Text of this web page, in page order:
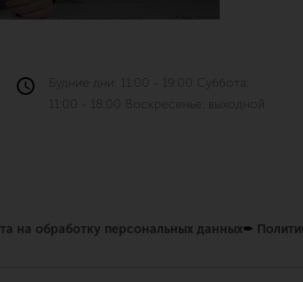
Будние дни: 11:00 - 19:00 Суббота:
11:00 - 18:00 Воскресенье: выходной
на обработку персональных данных✒